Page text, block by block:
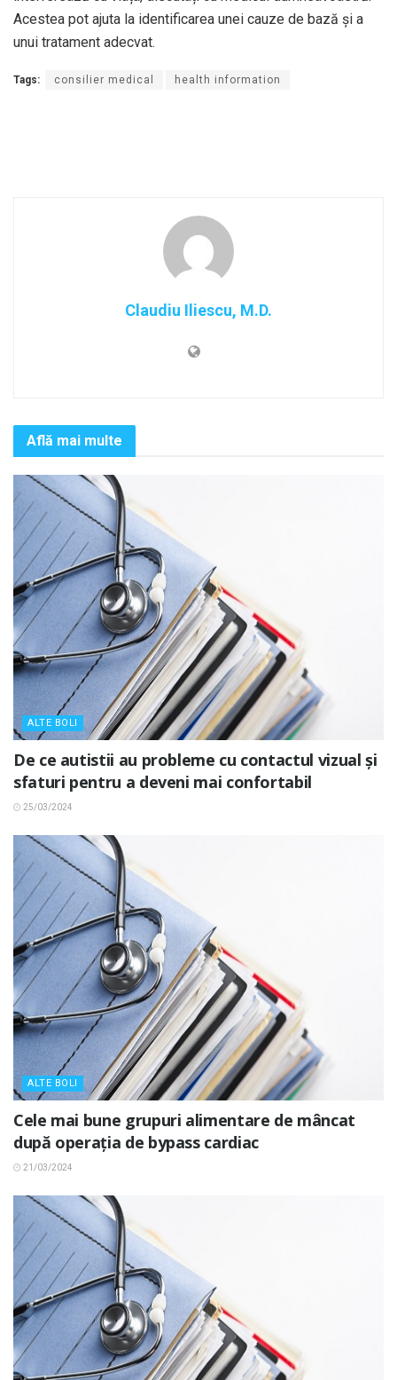
Acestea pot ajuta la identificarea unei cauze de bază și a
unui tratament adecvat.
Tags: consilier medical health information
Claudiu Iliescu, M.D.
Află mai multe
ALTE BOLI
De ce autistii au probleme cu contactul vizual și
sfaturi pentru a deveni mai confortabil
25/03/2024
ALTE BOLI
Cele mai bune grupuri alimentare de mâncat
după operația de bypass cardiac
21/03/2024